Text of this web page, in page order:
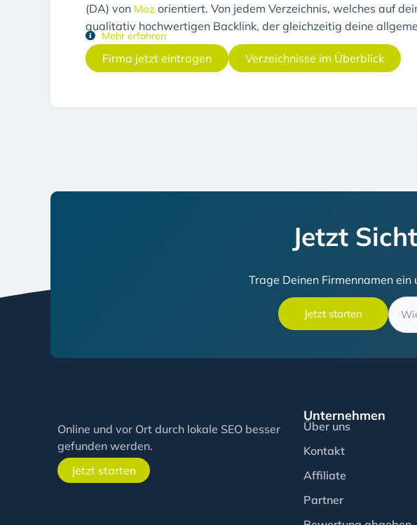
(DA) von Moz orientiert. Von jedem Verzeichnis, welches auf
qualitativ hochwertigen Backlink, der gleichzeitig deine
Mehr erfahren
Firma jetzt eintragen Verzeichnisse im Überblick
Jetzt
Trage Deinen Firmennamen
Jetzt starten
Ich
Online und vor Ort durch lokale SEO besser
gefunden werden.
Jetzt starten
Unternehmen
Über uns
Kontakt
Affiliate
Partner